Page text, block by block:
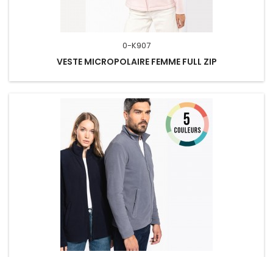
0-K907
VESTE MICROPOLAIRE FEMME FULL ZIP